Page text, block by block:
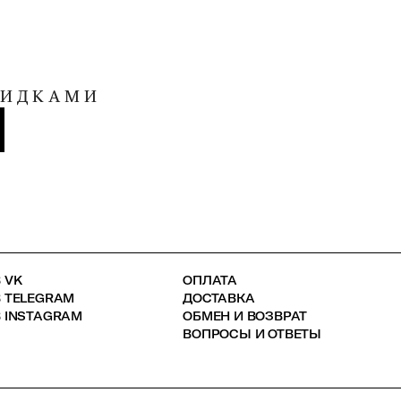
ОПЛАТА
ДОСТАВКА
ОБМЕН И ВОЗВРАТ
ВОПРОСЫ И ОТВЕТЫ